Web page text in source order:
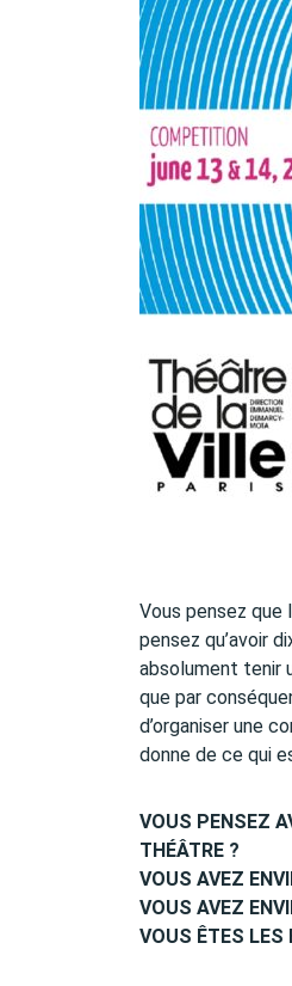
Vous pensez que
pensez qu’avoir
absolument tenir
que par
d’organiser une
donne de ce qui
VOUS PENSEZ
THÉÂTRE ?
VOUS AVEZ
VOUS AVEZ
VOUS ÊTES LES